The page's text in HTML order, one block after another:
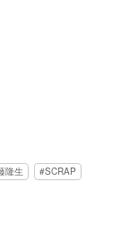
隆生 SCRAP